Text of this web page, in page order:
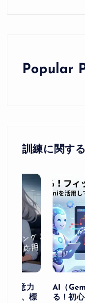
Popular
訓練に関す
ー注意力
グと、標
AI（
る！初